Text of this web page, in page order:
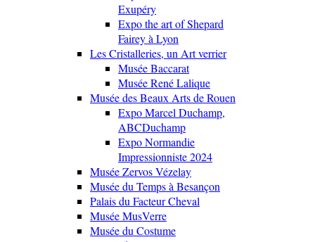
Exupéry
Expo the art of Shepard
Fairey à Lyon
Les Cristalleries, un Art verrier
Musée Baccarat
Musée René Lalique
Musée des Beaux Arts de Rouen
Expo Marcel Duchamp,
ABCDuchamp
Expo Normandie
Impressionniste 2024
Musée Zervos Vézelay
Musée du Temps à Besançon
Palais du Facteur Cheval
Musée MusVerre
Musée du Costume